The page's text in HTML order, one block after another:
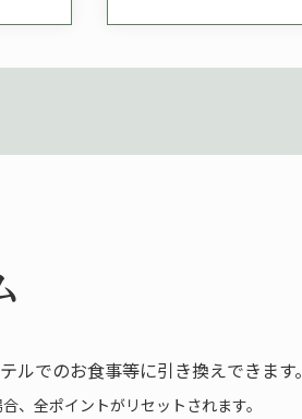
ルでのお食事等に引き換えできます。
、全ポイントがリセットされます。